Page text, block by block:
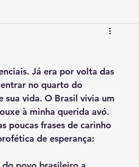
no quarto do
vida. O Brasil vivia um
à minha querida avó.
poucas frases de carinho
de esperança: